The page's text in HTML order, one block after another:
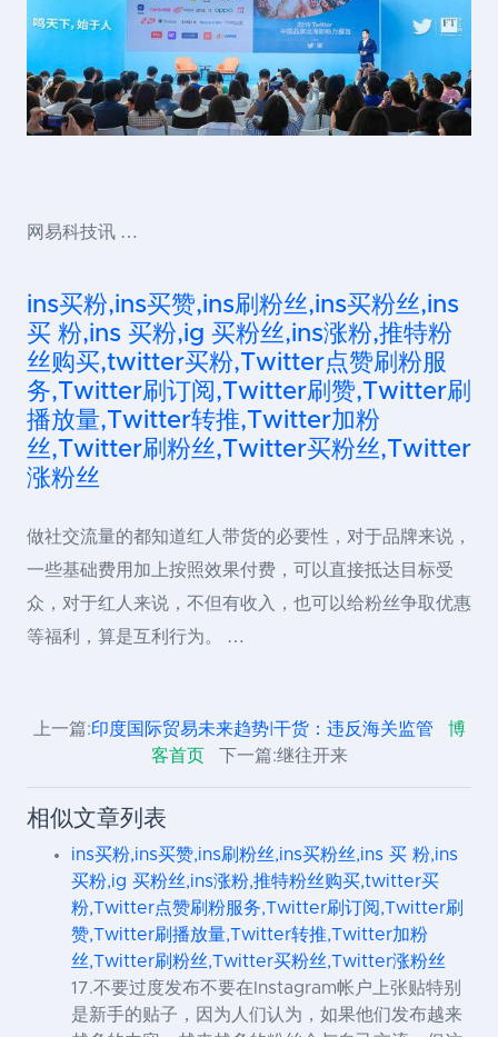
网易科技讯 …
ins买粉,ins买赞,ins刷粉丝,ins买粉丝,ins
买 粉,ins 买粉,ig 买粉丝,ins涨粉,推特粉
丝购买,twitter买粉,Twitter点赞刷粉服
务,Twitter刷订阅,Twitter刷赞,Twitter刷
播放量,Twitter转推,Twitter加粉
丝,Twitter刷粉丝,Twitter买粉丝,Twitter
涨粉丝
做社交流量的都知道红人带货的必要性，对于品牌来说，
一些基础费用加上按照效果付费，可以直接抵达目标受
众，对于红人来说，不但有收入，也可以给粉丝争取优惠
等福利，算是互利行为。 …
上一篇:印度国际贸易未来趋势|干货：违反海关监管
博
客首页
下一篇:继往开来
相似文章列表
ins买粉,ins买赞,ins刷粉丝,ins买粉丝,ins 买 粉,ins
买粉,ig 买粉丝,ins涨粉,推特粉丝购买,twitter买
粉,Twitter点赞刷粉服务,Twitter刷订阅,Twitter刷
赞,Twitter刷播放量,Twitter转推,Twitter加粉
丝,Twitter刷粉丝,Twitter买粉丝,Twitter涨粉丝
17.不要过度发布不要在Instagram帐户上张贴特别
是新手的贴子，因为人们认为，如果他们发布越来